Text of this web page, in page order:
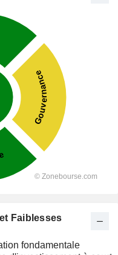
Faiblesses
fondamentale